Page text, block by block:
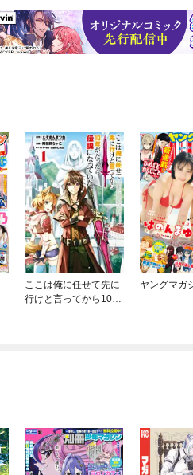
ここは俺に任せて先に
行けと言ってから10年
ヤングマガ